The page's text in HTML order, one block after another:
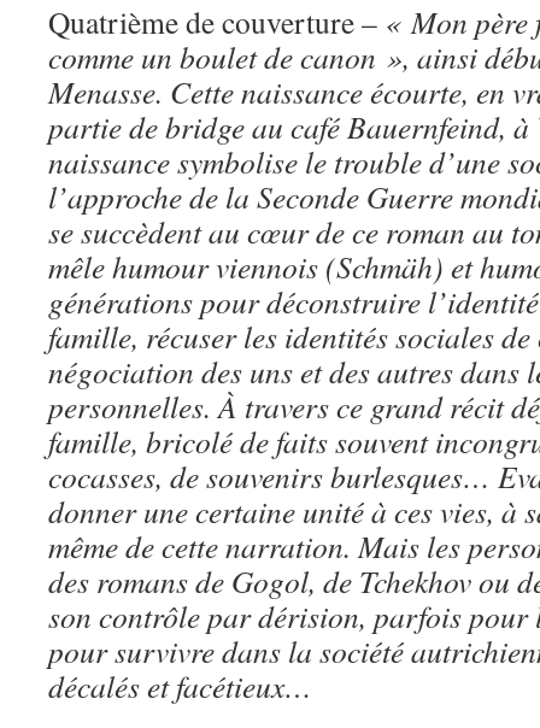
Quatrième de couverture – « Mon père
comme un boulet de canon », ainsi
Menasse. Cette naissance écourte, en
partie de bridge au café Bauernfeind, à
naissance symbolise le trouble d’une
l’approche de la Seconde Guerre
se succèdent au cœur de ce roman au
mêle humour viennois (Schmäh) et
générations pour déconstruire
famille, récuser les identités sociales
négociation des uns et des autres dans
personnelles. À travers ce grand récit
famille, bricolé de faits souvent
cocasses, de souvenirs burlesques…
donner une certaine unité à ces vies, à
même de cette narration. Mais les
des romans de Gogol, de Tchekhov ou
son contrôle par dérision, parfois pour
pour survivre dans la société
décalés et facétieux…